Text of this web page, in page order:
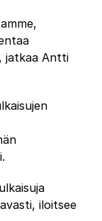
jatkaa Antti
iloitsee